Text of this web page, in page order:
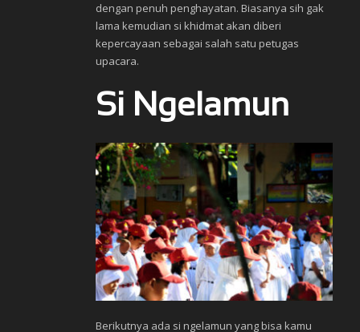
dengan penuh penghayatan. Biasanya sih gak
lama kemudian si khidmat akan diberi
kepercayaan sebagai salah satu petugas
upacara.
Si Ngelamun
Berikutnya ada si ngelamun yang bisa kamu